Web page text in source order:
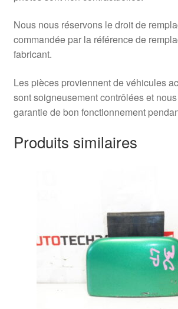
Nous nous réservons le droit de
commandée par la référence de
fabricant.
Les pièces proviennent de véhicules
sont soigneusement contrôlées et
garantie de bon fonctionnement
Produits similaires